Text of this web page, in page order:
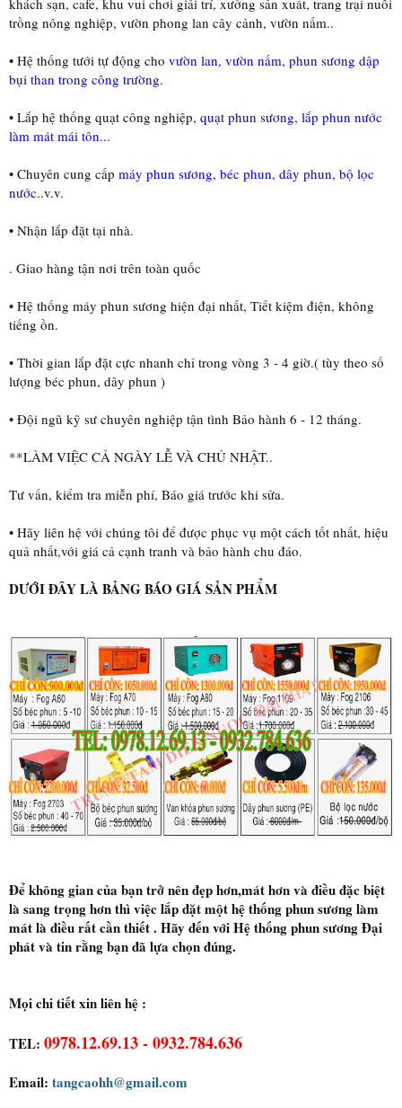
khách sạn, cafe, khu vui chơi giải trí, xưởng sản xuất, trang trại nuôi
trồng nông nghiệp, vườn phong lan cây cảnh, vườn nấm..
• Hệ thống tưới tự động cho vườn lan, vườn nấm, phun sương dập
bụi than trong công trường.
• Lắp hệ thống quạt công nghiệp, quạt phun sương, lắp phun nước
làm mát mái tôn...
• Chuyên cung cấp máy phun sương, béc phun, dây phun, bộ lọc
nước..v.v.
• Nhận lắp đặt tại nhà.
. Giao hàng tận nơi trên toàn quốc
• Hệ thống máy phun sương hiện đại nhất, Tiết kiệm điện, không
tiếng ồn.
• Thời gian lắp đặt cực nhanh chỉ trong vòng 3 - 4 giờ.( tùy theo số
lượng béc phun, dây phun )
• Đội ngũ kỹ sư chuyên nghiệp tận tình Bảo hành 6 - 12 tháng.
**LÀM VIỆC CẢ NGÀY LỄ VÀ CHỦ NHẬT..
Tư vấn, kiểm tra miễn phí, Báo giá trước khi sửa.
• Hãy liên hệ với chúng tôi để được phục vụ một cách tốt nhất, hiệu
quả nhất,với giá cả cạnh tranh và bảo hành chu đáo.
DƯỚI ĐÂY LÀ BẢNG BÁO GIÁ SẢN PHẨM
Để không gian của bạn trở nên đẹp hơn,mát hơn và điều đặc biệt
là sang trọng hơn thì việc lắp đặt một hệ thống phun sương làm
mát là điều rất cần thiết . Hãy đến với Hệ thống phun sương Đại
phát và tin rằng bạn đã lựa chọn đúng.
Mọi chi tiết xin liên hệ :
TEL: 0978.12.69.13 - 0932.784.636
Email: tangcaohh@gmail.com